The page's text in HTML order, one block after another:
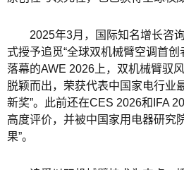
2025年3月，国际知名增长咨
式授予追觅“全球双机械臂空调首创
落幕的AWE 2026上，双机械臂驭
脱颖而出，荣获代表中国家电行业
新奖”。此前还在CES 2026和IFA
高度评价，并被中国家用电器研究
果”。